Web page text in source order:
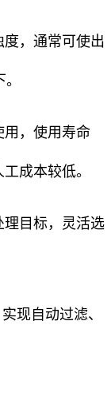
，通常可使出
用，使用寿命
成本较低。
目标，灵活选
现自动过滤、